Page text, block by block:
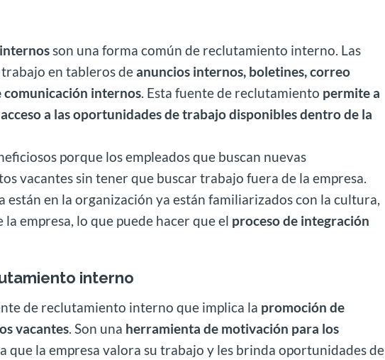
son una forma común de reclutamiento interno. Las
en tableros deanuncios internos, boletines, correo
internos. Esta fuente de reclutamiento permite a
a las oportunidades de trabajo disponibles dentro de la
porque los empleados que buscan nuevas
vacantes sin tener que buscar trabajo fuera de la empresa.
están en la organización ya están familiarizados con la cultura,
empresa, lo que puede hacer que el proceso de integración
interno
de reclutamiento interno que implica la promoción de
vacantes. Son una herramienta de motivación para los
que la empresa valora su trabajo y les brinda oportunidades de